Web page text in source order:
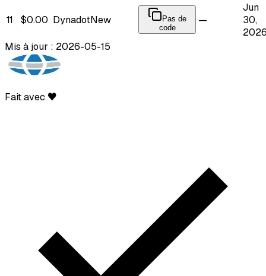
11 $0.00 DynadotNew
Pas de
code
—
Jun
30,
Mis à jour : 2026-05-15
Fait avec ♥